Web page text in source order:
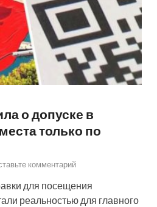
о допуске в
только по
комментарий
для посещения
реальностью для главного